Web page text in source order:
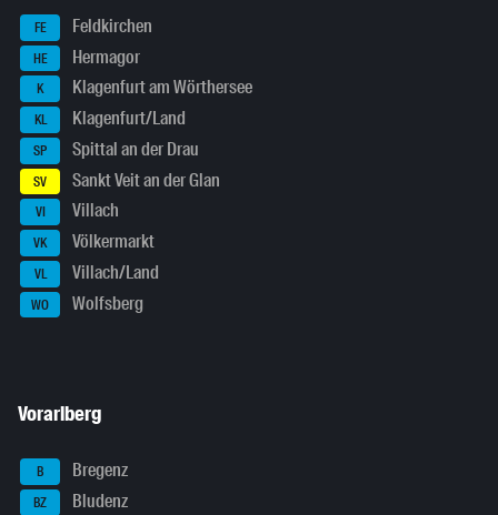
FE Feldkirchen
HE Hermagor
K Klagenfurt am Wörthersee
KL Klagenfurt/Land
SP Spittal an der Drau
SV Sankt Veit an der Glan
VI Villach
VK Völkermarkt
VL Villach/Land
WO Wolfsberg
Vorarlberg
B Bregenz
BZ Bludenz